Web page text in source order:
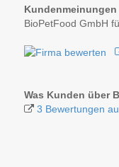
Kundenmeinungen
BioPetFood GmbH
Was Kunden über
3 Bewertungen